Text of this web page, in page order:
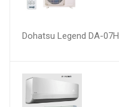
Dohatsu Legend DA-07H